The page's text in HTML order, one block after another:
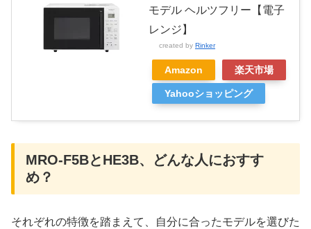
モデル ヘルツフリー【電子
レンジ】
created by Rinker
Amazon 楽天市場
Yahooショッピング
MRO-F5BとHE3B、どんな人におすす
め？
それぞれの特徴を踏まえて、自分に合ったモデルを選びた